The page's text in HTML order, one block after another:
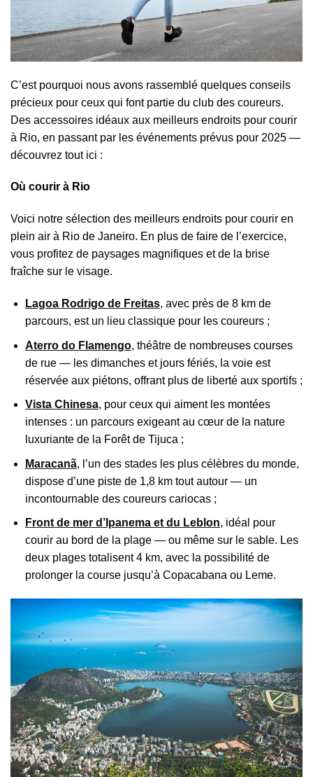
C’est pourquoi nous avons rassemblé quelques conseils
précieux pour ceux qui font partie du club des coureurs.
Des accessoires idéaux aux meilleurs endroits pour courir
à Rio, en passant par les événements prévus pour 2025 —
découvrez tout ici :
Où courir à Rio
Voici notre sélection des meilleurs endroits pour courir en
plein air à Rio de Janeiro. En plus de faire de l’exercice,
vous profitez de paysages magnifiques et de la brise
fraîche sur le visage.
Lagoa Rodrigo de Freitas, avec près de 8 km de
parcours, est un lieu classique pour les coureurs ;
Aterro do Flamengo, théâtre de nombreuses courses
de rue — les dimanches et jours fériés, la voie est
réservée aux piétons, offrant plus de liberté aux sportifs ;
Vista Chinesa, pour ceux qui aiment les montées
intenses : un parcours exigeant au cœur de la nature
luxuriante de la Forêt de Tijuca ;
Maracanã, l’un des stades les plus célèbres du monde,
dispose d’une piste de 1,8 km tout autour — un
incontournable des coureurs cariocas ;
Front de mer d’Ipanema et du Leblon, idéal pour
courir au bord de la plage — ou même sur le sable. Les
deux plages totalisent 4 km, avec la possibilité de
prolonger la course jusqu’à Copacabana ou Leme.